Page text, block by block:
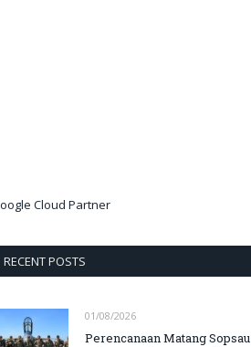
Cloud Partner
RECENT POSTS
01/08/2026
Perencanaan Matang Sopsau